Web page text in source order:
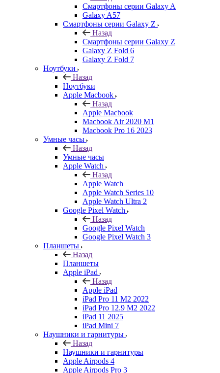
Смартфоны серии Galaxy A
Galaxy A57
Смартфоны серии Galaxy Z
Назад
Смартфоны серии Galaxy Z
Galaxy Z Fold 6
Galaxy Z Fold 7
Ноутбуки
Назад
Ноутбуки
Apple Macbook
Назад
Apple Macbook
Macbook Air 2020 M1
Macbook Pro 16 2023
Умные часы
Назад
Умные часы
Apple Watch
Назад
Apple Watch
Apple Watch Series 10
Apple Watch Ultra 2
Google Pixel Watch
Назад
Google Pixel Watch
Google Pixel Watch 3
Планшеты
Назад
Планшеты
Apple iPad
Назад
Apple iPad
iPad Pro 11 M2 2022
iPad Pro 12.9 M2 2022
iPad 11 2025
iPad Mini 7
Наушники и гарнитуры
Назад
Наушники и гарнитуры
Apple Airpods 4
Apple Airpods Pro 3